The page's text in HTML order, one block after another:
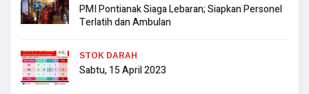
PMI Pontianak Siaga Lebaran; Siapkan Personel
Terlatih dan Ambulan
STOK DARAH
Sabtu, 15 April 2023